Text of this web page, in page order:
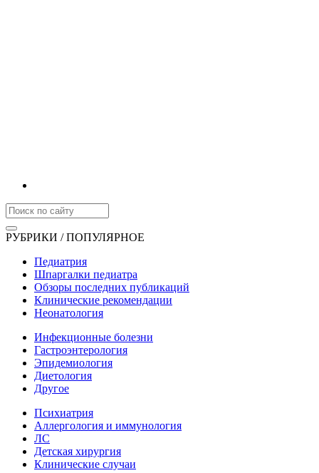
РУБРИКИ / ПОПУЛЯРНОЕ
Педиатрия
Шпаргалки педиатра
Обзоры последних публикаций
Клинические рекомендации
Неонатология
Инфекционные болезни
Гастроэнтерология
Эпидемиология
Диетология
Другое
Психиатрия
Аллергология и иммунология
ЛС
Детская хирургия
Клинические случаи